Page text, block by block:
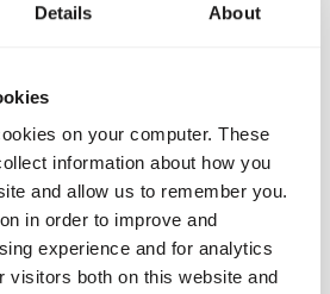
Details About
on your computer. These
information about how you
and allow us to remember you.
in order to improve and
experience and for analytics
visitors both on this website and
削減するための洞察。
ィングソリューション
報告を促進するためのデータ。